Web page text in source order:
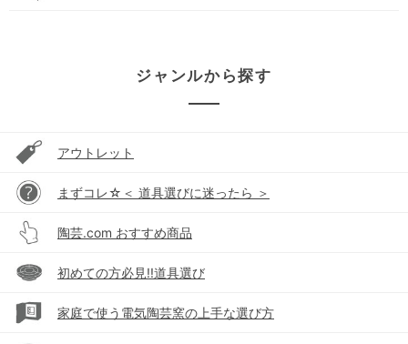
ジャンルから探す
アウトレット
まずコレ☆＜ 道具選びに迷ったら ＞
陶芸.com おすすめ商品
初めての方必見!!道具選び
家庭で使う電気陶芸窯の上手な選び方